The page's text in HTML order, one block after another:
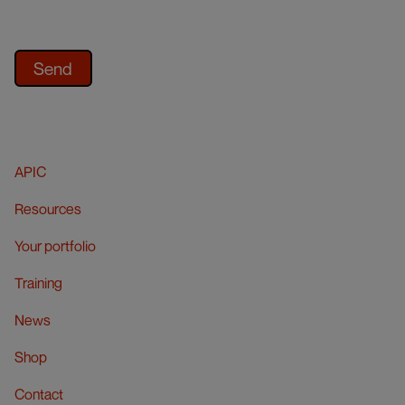
APIC
Resources
Your portfolio
Training
News
Shop
Contact